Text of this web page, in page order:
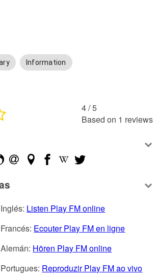
Information
4 /5
Based on 1 reviews
Listen Play FM online
Ecouter Play FM en ligne
Hören Play FM online
Reproduzir Play FM ao vivo